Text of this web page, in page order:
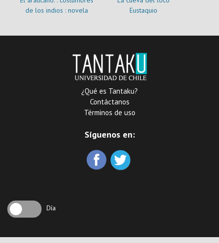
de los indios : novela
Eustaquio
¿Qué es Tantaku?
Contáctanos
Términos de uso
Síguenos en:
Día